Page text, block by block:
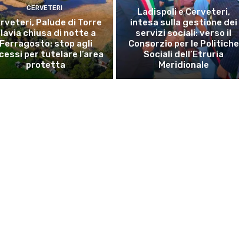
CERVETERI
Palude di Torre
chiusa di notte a
stop agli
per tutelare l’area
protetta
Ladispoli e Cerveteri,
intesa sulla gestione dei
servizi sociali: verso il
Consorzio per le Politiche
Sociali dell’Etruria
Meridionale